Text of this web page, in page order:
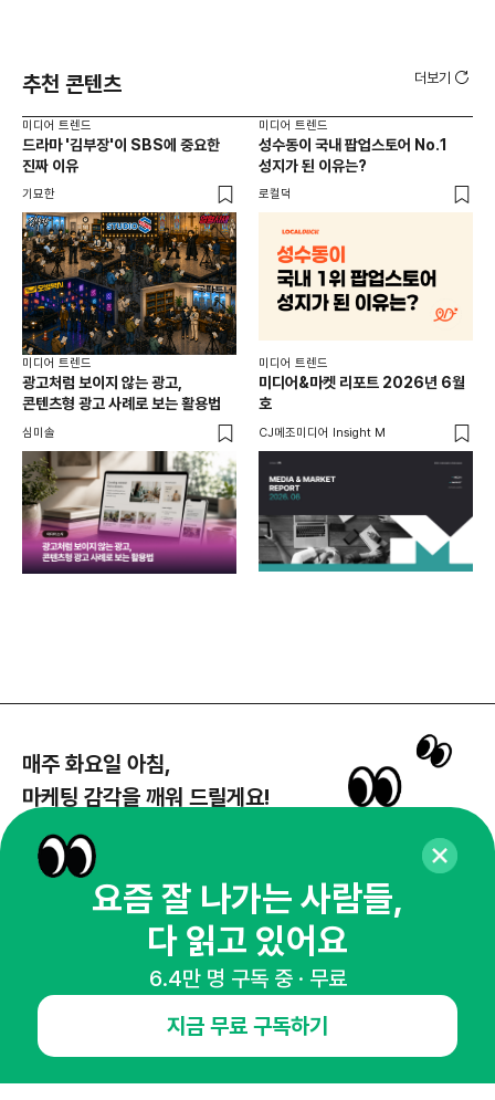
추천 콘텐츠 더보기
미디어 트렌드
드라마 '김부장'이 SBS에 중요한
진짜 이유
기묘한
미디어 트렌드
성수동이 국내 팝업스토어 No.1
성지가 된 이유는?
로컬덕
미디어 트렌드
광고처럼 보이지 않는 광고,
콘텐츠형 광고 사례로 보는 활용법
심미솔
미디어 트렌드
미디어&마켓 리포트 2026년 6월
호
CJ메조미디어 Insight M
매주 화요일 아침,
마케팅 감각을 깨워 드릴게요!
뉴스레터 구독하기
오픈애즈란 제휴문의
인사이터 신청
요즘 잘 나가는 사람들,
다 읽고 있어요
6.4만 명 구독 중 · 무료
지금 무료 구독하기